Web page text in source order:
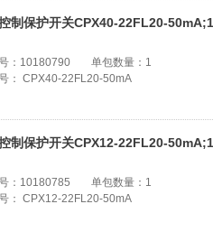
制保护开关CPX40-22FL20-
： 10180790 单包数量： 1
： CPX40-22FL20-50mA
制保护开关CPX12-22FL20-
： 10180785 单包数量： 1
： CPX12-22FL20-50mA